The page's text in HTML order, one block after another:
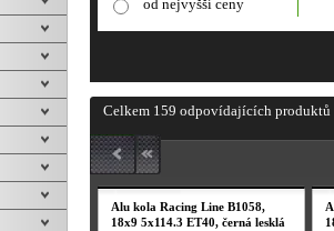
od nejvyšší ceny
Celkem 159 odpovídajících produktů
Alu kola Racing Line B1058,
18x9 5x114.3 ET40, černá lesklá